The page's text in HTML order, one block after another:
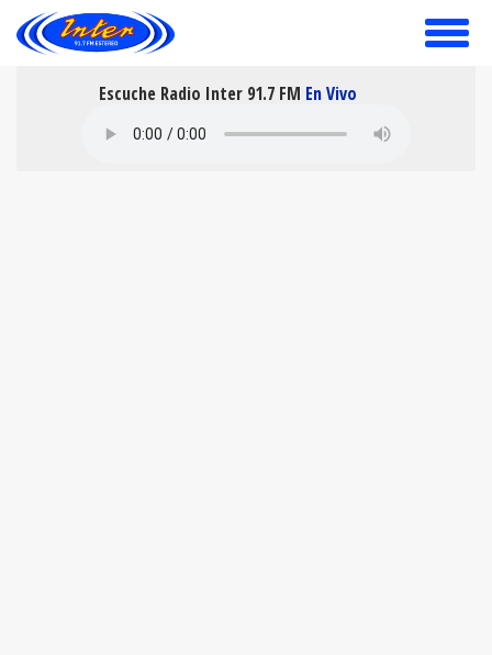
toggle
Escuche Radio Inter 91.7 FM En Vivo